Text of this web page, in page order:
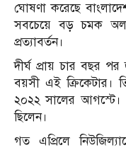
ঘোষণা করেছে
সবচেয়ে বড় চমক
প্রত্যাবর্তন।
দীর্ঘ প্রায় চার বছর
বয়সী এই ক্রিকেটার।
২০২২ সালের আগস্টে।
ছিলেন।
গত এপ্রিলে